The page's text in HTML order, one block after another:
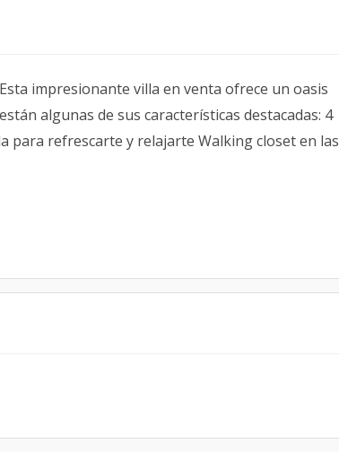
impresionante villa en venta ofrece un oasis
algunas de sus características destacadas: 4
para refrescarte y relajarte Walking closet en las